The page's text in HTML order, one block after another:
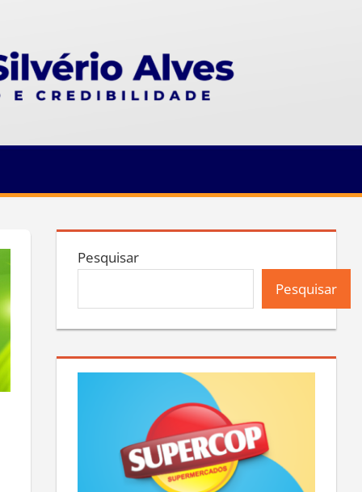
Pesquisar
Pesquisar